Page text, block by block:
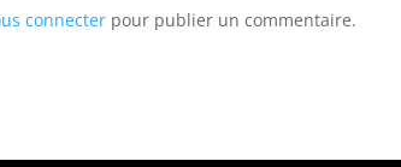
connecter pour publier un commentaire.